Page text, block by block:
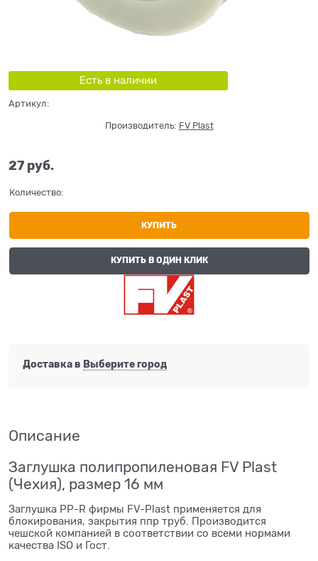
Есть в наличии
Артикул:
Производитель: FV Plast
27 руб.
Количество:
КУПИТЬ
КУПИТЬ В ОДИН КЛИК
Доставка в Выберите город
Описание
Заглушка полипропиленовая FV Plast
(Чехия), размер 16 мм
Заглушка PP-R фирмы FV-Plast применяется для
блокирования, закрытия ппр труб. Производится
чешской компанией в соответствии со всеми нормами
качества ISO и Гост.